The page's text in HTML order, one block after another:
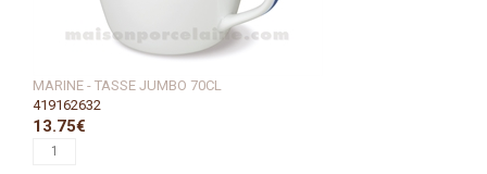
MARINE - TASSE JUMBO 70CL
419162632
13.75€